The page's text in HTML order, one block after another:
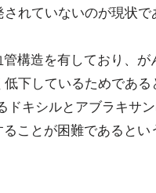
れていないのが現状で
構造を有しており、
下しているためである
ドキシルとアブラキサ
ことが困難であるとい